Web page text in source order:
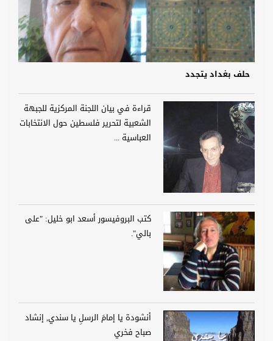
حلف بغداد يتجدد
قراءة في بيان اللجنة المركزية للجبهة
الشعبية لتحرير فلسطين حول الانتخابات
العباسية ...
كتب البروفيسور أسعد ابو خليل: "على
بالي".
أنشودة يا إمامَ الرسلِ يا سندي, إنشاد
صباح فخري